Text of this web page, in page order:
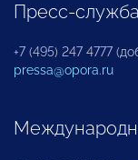
Пресс-служба
+7 (495) 247 4777
pressa@opora.ru